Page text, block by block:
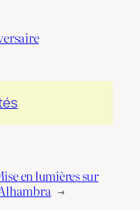
en lumières sur
→